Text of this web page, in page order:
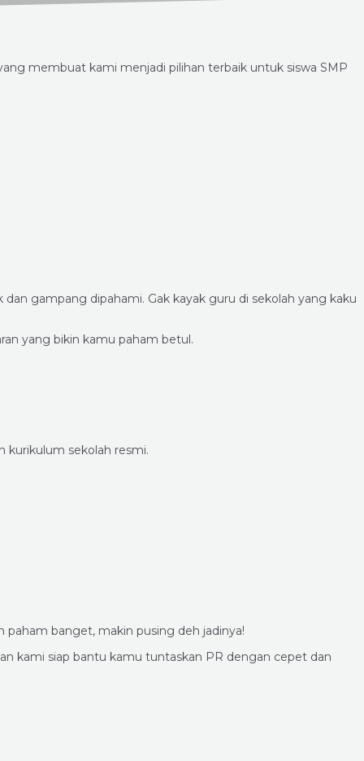
membuat kami menjadi pilihan terbaik untuk siswa SMP
gampang dipahami. Gak kayak guru di sekolah yang kaku
yang bikin kamu paham betul.
kurikulum sekolah resmi.
paham banget, makin pusing deh jadinya!
kami siap bantu kamu tuntaskan PR dengan cepet dan